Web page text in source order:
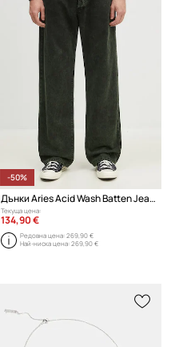
-50%
Дънки Aries Acid Wash Batten Jean
Текуща цена:
134,90 €
Редовна цена:269,90 €
Най-ниска цена:269,90 €